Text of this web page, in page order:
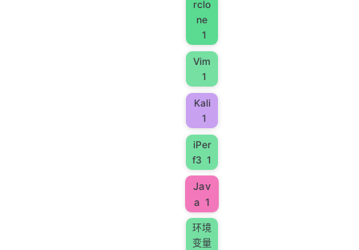
rclo
ne
1
Vim
1
Kali
1
iPer
f3 1
Jav
a 1
环境
变量